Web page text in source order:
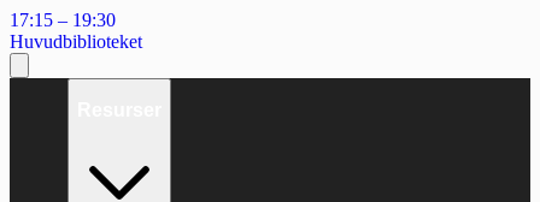
17:15 – 19:30
Huvudbiblioteket